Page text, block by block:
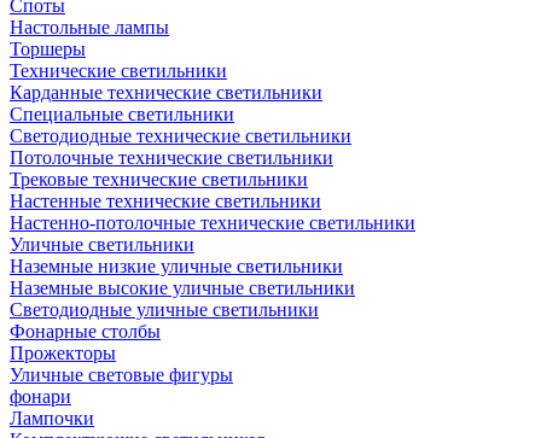
Споты
Настольные лампы
Торшеры
Технические светильники
Карданные технические светильники
Специальные светильники
Светодиодные технические светильники
Потолочные технические светильники
Трековые технические светильники
Настенные технические светильники
Настенно-потолочные технические светильники
Уличные светильники
Наземные низкие уличные светильники
Наземные высокие уличные светильники
Светодиодные уличные светильники
Фонарные столбы
Прожекторы
Уличные световые фигуры
фонари
Лампочки